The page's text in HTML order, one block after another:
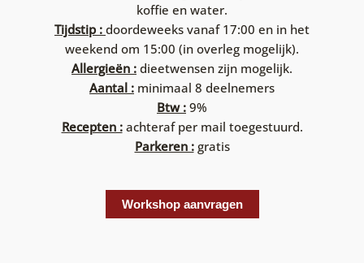
koffie en water.
Tijdstip : doordeweeks vanaf 17:00 en in het
weekend om 15:00 (in overleg mogelijk).
Allergieën : dieetwensen zijn mogelijk.
Aantal : minimaal 8 deelnemers
Btw : 9%
Recepten :achteraf per mail toegestuurd.
Parkeren :gratis
Workshop aanvragen